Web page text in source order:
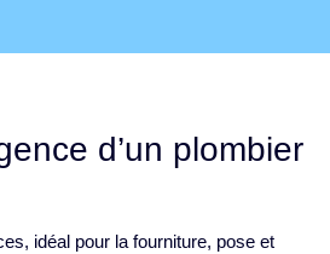
d’un plombier
idéal pour la fourniture, pose et